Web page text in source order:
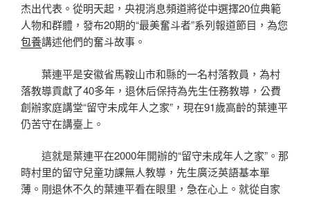
杰出代表。從明天起，央視消息頻道將從中選擇20位典範
人物和群體，發布20期的“最美奮斗者”系列報道節目，為您
包養講述他們的奮斗故事。
葉連平是安徽省馬鞍山市和縣的一名村落教員，為村
落教導貢獻了40多年，退休后保持為先生任務教導，公費
創辦家庭講堂“留守未成年人之家”，現在91歲高齡的葉連平
仍苦守在講臺上。
這就是葉連平在2000年開辦的“留守未成年人之家”。那
時村里的留守兒童功課無人教導，先生廣泛英語基本單
薄。剛退休不久的葉連平看在眼里，急在心上。就從自家